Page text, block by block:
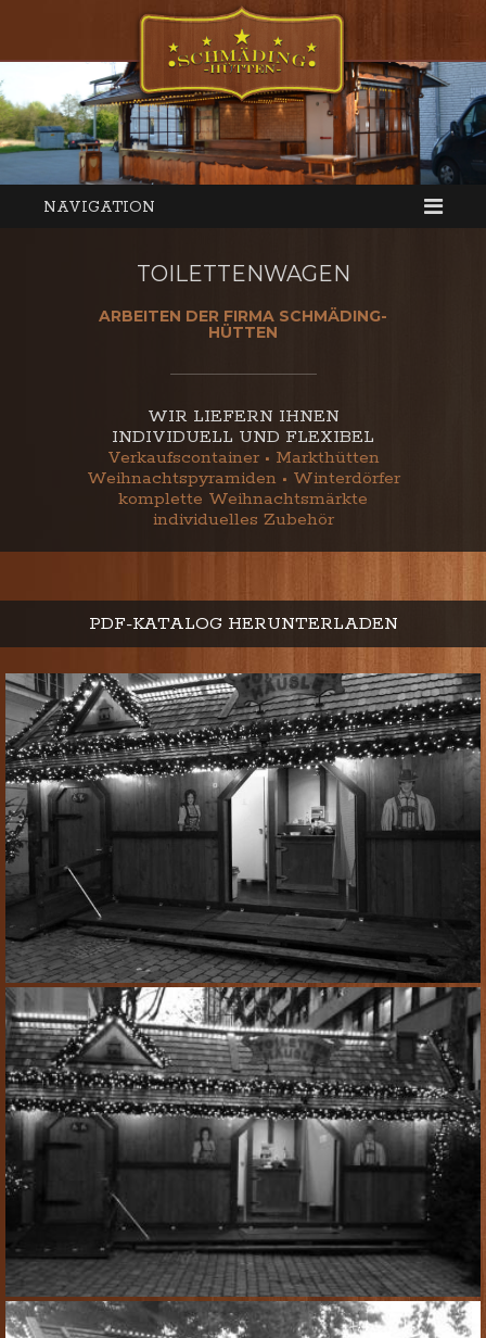
NAVIGATION
TOILETTENWAGEN
ARBEITEN DER FIRMA SCHMÄDING-
HÜTTEN
WIR LIEFERN IHNEN
INDIVIDUELL UND FLEXIBEL
Verkaufscontainer • Markthütten
Weihnachtspyramiden • Winterdörfer
komplette Weihnachtsmärkte
individuelles Zubehör
PDF-KATALOG HERUNTERLADEN